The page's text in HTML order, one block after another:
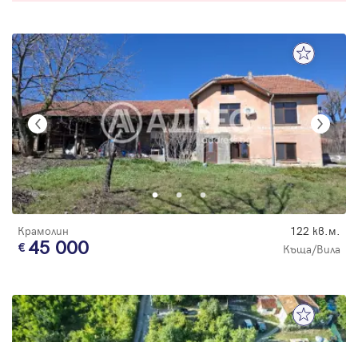
Крамолин 122 кв.м.
45 000 Къща/Вила